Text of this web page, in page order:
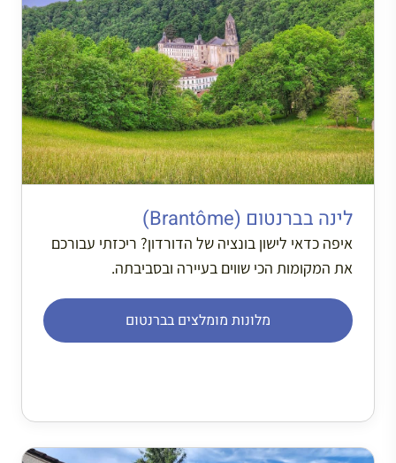
לינה בברנטום (Brantôme)
איפה כדאי לישון בונציה של הדורדון? ריכזתי עבורכם
את המקומות הכי שווים בעיירה ובסביבתה.
מלונות מומלצים בברנטום